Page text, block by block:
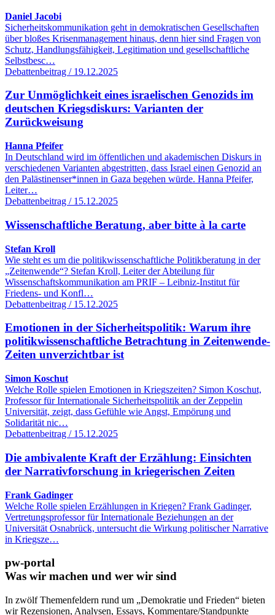
Daniel Jacobi
Sicherheitskommunikation geht in demokratischen Gesellschaften
über bloßes Krisenmanagement hinaus, denn hier sind Fragen von
Schutz, Handlungsfähigkeit, Legitimation und gesellschaftliche
Selbstbesc…
Debattenbeitrag / 19.12.2025
Zur Unmöglichkeit eines israelischen Genozids im
deutschen Kriegsdiskurs: Varianten der
Zurückweisung
Hanna Pfeifer
In Deutschland wird im öffentlichen und akademischen Diskurs in
verschiedenen Varianten abgestritten, dass Israel einen Genozid an
den Palästinenser*innen in Gaza begehen würde. Hanna Pfeifer,
Leiter…
Debattenbeitrag / 15.12.2025
Wissenschaftliche Beratung, aber bitte à la carte
Stefan Kroll
Wie steht es um die politikwissenschaftliche Politikberatung in der
„Zeitenwende“? Stefan Kroll, Leiter der Abteilung für
Wissenschaftskommunikation am PRIF – Leibniz-Institut für
Friedens- und Konfl…
Debattenbeitrag / 15.12.2025
Emotionen in der Sicherheitspolitik: Warum ihre
politikwissenschaftliche Betrachtung in Zeitenwende-
Zeiten unverzichtbar ist
Simon Koschut
Welche Rolle spielen Emotionen in Kriegszeiten? Simon Koschut,
Professor für Internationale Sicherheitspolitik an der Zeppelin
Universität, zeigt, dass Gefühle wie Angst, Empörung und
Solidarität nic…
Debattenbeitrag / 15.12.2025
Die ambivalente Kraft der Erzählung: Einsichten
der Narrativforschung in kriegerischen Zeiten
Frank Gadinger
Welche Rolle spielen Erzählungen in Kriegen? Frank Gadinger,
Vertretungsprofessor für Internationale Beziehungen an der
Universität Osnabrück, untersucht die Wirkung politischer Narrative
in Kriegsze…
pw-portal
Was wir machen und wer wir sind
In zwölf Themenfeldern rund um „Demokratie und Frieden“ bieten
wir Rezensionen, Analysen, Essays, Kommentare/Standpunkte